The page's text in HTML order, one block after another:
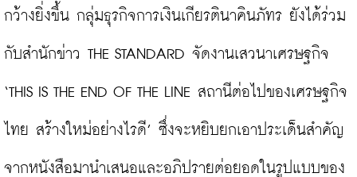
กว้างยิ่งขึ้น กลุ่มธุรกิจการเงินเกียรตินาคินภัทร ยังได้ร่วม
กับสำนักข่าว THE STANDARD จัดงานเสวนาเศรษฐกิจ
‘THIS IS THE END OF THE LINE สถานีต่อไปของเศรษฐกิจ
ไทย สร้างใหม่อย่างไรดี’ ซึ่งจะหยิบยกเอาประเด็นสำคัญ
จากหนังสือมานำเสนอและอภิปรายต่อยอดในรูปแบบของ